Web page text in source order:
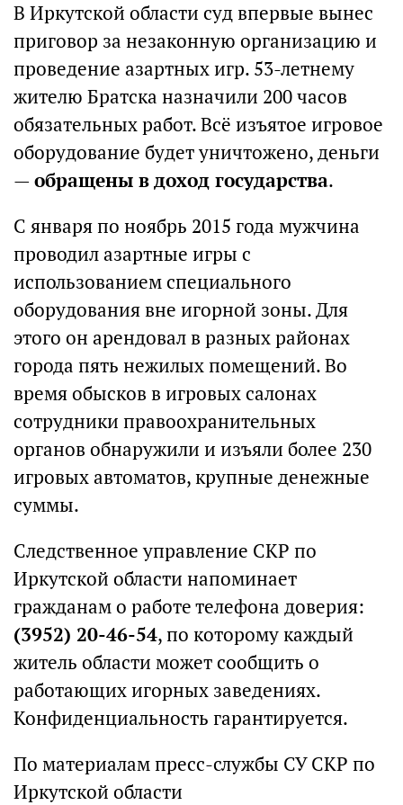
В Иркутской области суд впервые вынес
приговор за незаконную организацию и
проведение азартных игр. 53-летнему
жителю Братска назначили 200 часов
обязательных работ. Всё изъятое игровое
оборудование будет уничтожено, деньги
—обращены в доход государства.
С января по ноябрь 2015 года мужчина
проводил азартные игры с
использованием специального
оборудования вне игорной зоны. Для
этого он арендовал в разных районах
города пять нежилых помещений. Во
время обысков в игровых салонах
сотрудники правоохранительных
органов обнаружили и изъяли более 230
игровых автоматов, крупные денежные
суммы.
Следственное управление СКР по
Иркутской области напоминает
гражданам о работе телефона доверия:
(3952) 20-46-54, по которому каждый
житель области может сообщить о
работающих игорных заведениях.
Конфиденциальность гарантируется.
По материалам пресс-службы СУ СКР по
Иркутской области